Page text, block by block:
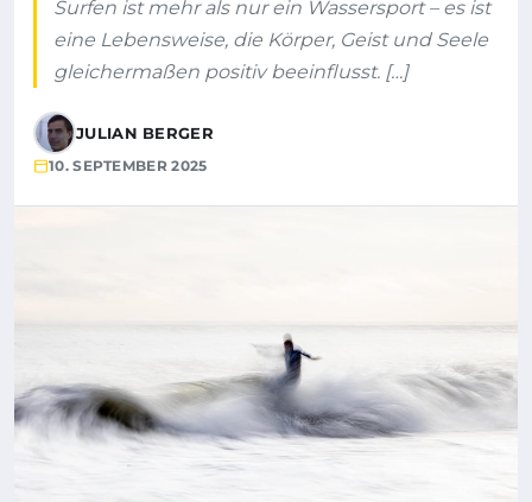
Surfen ist mehr als nur ein Wassersport – es ist
eine Lebensweise, die Körper, Geist und Seele
gleichermaßen positiv beeinflusst. […]
JULIAN BERGER
10. SEPTEMBER 2025